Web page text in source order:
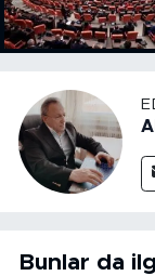
Bunlar da